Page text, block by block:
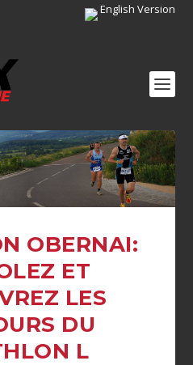
English Version
OBERNAI:
ET
LES
DU
L